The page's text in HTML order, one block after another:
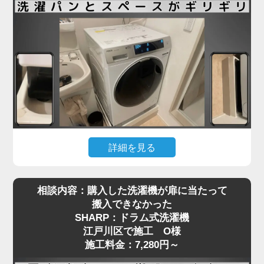
も少なくありません。
江戸川区で施工をご依頼いただいたN様も、ネット
で購入したドラム式洗濯機を玄関先までは運べたも
のの、「重くて一人では設置場所まで動かせない」
とお困りでした。私たちは現地にて搬入から位置調
整、アジャスターの調整、水栓や排水の接続までを
一括で対応し、安心してご使用いただける状態に仕
上げました。ドラム式洗濯機の施工料金は3,980円
～と明瞭で、コスト面でもご満足いただけました。
ドラム式洗濯機の取り付けは、見た目以上に重量や
配管の問題でトラブルになりやすい作業です。ご自
身での無理な設置は事故や水漏れの原因にもなりま
すので、専門の業者にお任せいただくのが安心で
す。お困りの際は、ぜひお気軽にご相談ください。
詳細を見る
濯パンと本体のサイズがギリギリで、引っ越し業者
から「設置はできない」と断られてしまった…そん
なご相談を、江戸川区で施工をご依頼いただいたT
様からいただきました。設置予定のAQUA製ドラム
式洗濯機は、洗面台・壁・ドア枠の間にピタリと収
相談内容：購入した洗濯機が扉に当たって
搬入できなかった
SHARP：ドラム式洗濯機
江戸川区で施工 O様
施工料金：7,280円～